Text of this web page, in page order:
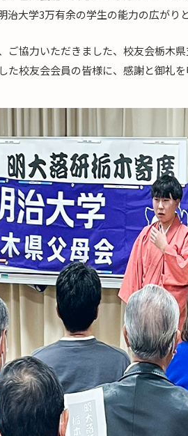
治大学3万有余の学生の能力の広がり
ご協力いただきました、校友会栃木
た校友会会員の皆様に、感謝と御礼を